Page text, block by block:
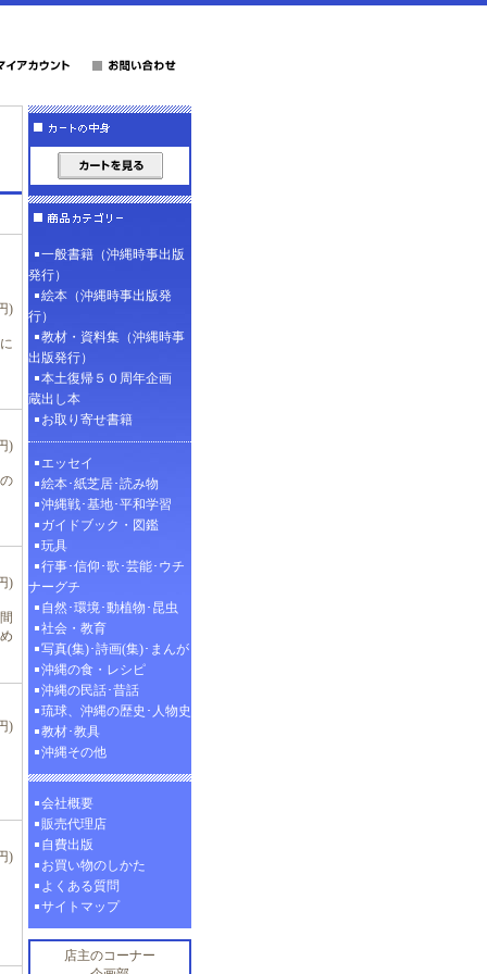
)
)
)
)
)
一般書籍（沖縄時事出版
発行）
絵本（沖縄時事出版発
行）
教材・資料集（沖縄時事
出版発行）
本土復帰５０周年企画
蔵出し本
お取り寄せ書籍
エッセイ
絵本･紙芝居･読み物
沖縄戦･基地･平和学習
ガイドブック・図鑑
玩具
行事･信仰･歌･芸能･ウチ
ナーグチ
自然･環境･動植物･昆虫
社会・教育
写真(集)･詩画(集)･まんが
沖縄の食・レシピ
沖縄の民話･昔話
琉球、沖縄の歴史･人物史
教材･教具
沖縄その他
会社概要
販売代理店
自費出版
お買い物のしかた
よくある質問
サイトマップ
店主のコーナー